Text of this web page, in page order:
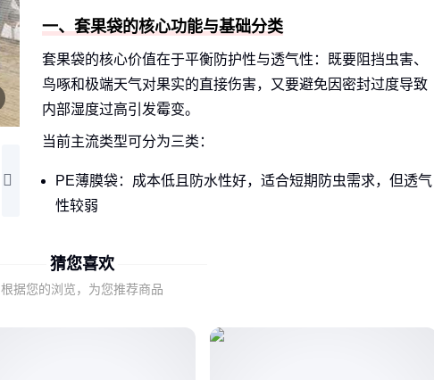
一、套果袋的核心功能与基础分类
套果袋的核心价值在于平衡防护性与透气性：既要阻挡虫害、
鸟啄和极端天气对果实的直接伤害，又要避免因密封过度导致
内部湿度过高引发霉变。
当前主流类型可分为三类：
PE薄膜袋：成本低且防水性好，适合短期防虫需求，但透气
性较弱
水果
复合材质袋：通过多层结构兼顾防护与透气，但成本较高
度，而非单纯比较单价。例如芒果等热带水果更需要
猜您喜欢
根据您的浏览，为您推荐商品